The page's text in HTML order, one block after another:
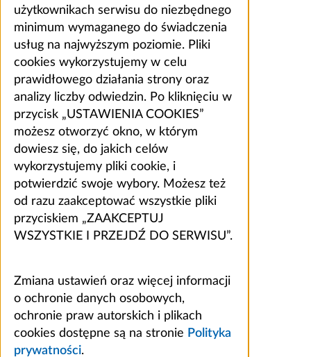
użytkownikach serwisu do niezbędnego
minimum wymaganego do świadczenia
usług na najwyższym poziomie. Pliki
cookies wykorzystujemy w celu
prawidłowego działania strony oraz
analizy liczby odwiedzin. Po kliknięciu w
przycisk „USTAWIENIA COOKIES”
możesz otworzyć okno, w którym
dowiesz się, do jakich celów
wykorzystujemy pliki cookie, i
potwierdzić swoje wybory. Możesz też
od razu zaakceptować wszystkie pliki
przyciskiem „ZAAKCEPTUJ
WSZYSTKIE I PRZEJDŹ DO SERWISU”.
Zmiana ustawień oraz więcej informacji
o ochronie danych osobowych,
ochronie praw autorskich i plikach
cookies dostępne są na stronie Polityka
prywatności.